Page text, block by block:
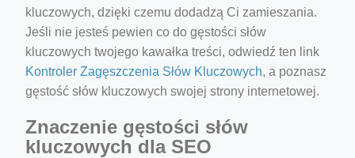
kluczowych, dzięki czemu dodadzą Ci zamieszania.
Jeśli nie jesteś pewien co do gęstości słów
kluczowych twojego kawałka treści, odwiedź ten link
Kontroler Zagęszczenia Słów Kluczowych, a poznasz
gęstość słów kluczowych swojej strony internetowej.
Znaczenie gęstości słów
kluczowych dla SEO